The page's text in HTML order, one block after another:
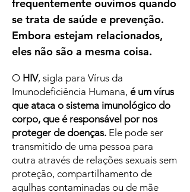
frequentemente ouvimos quando
se trata de saúde e prevenção.
Embora estejam relacionados,
eles não são a mesma coisa.
O HIV, sigla para Vírus da
Imunodeficiência Humana, é um vírus
que ataca o sistema imunológico do
corpo, que é responsável por nos
proteger de doenças. Ele pode ser
transmitido de uma pessoa para
outra através de relações sexuais sem
proteção, compartilhamento de
agulhas contaminadas ou de mãe